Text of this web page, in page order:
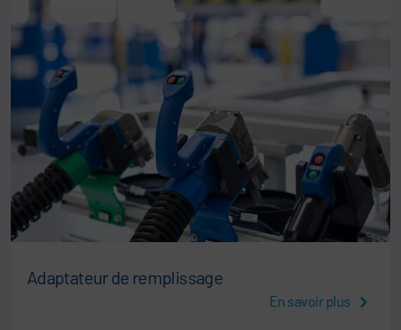
Adaptateur de remplissage
En savoir plus